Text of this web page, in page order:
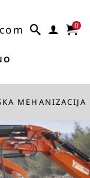
0
MEHANIZACIJA